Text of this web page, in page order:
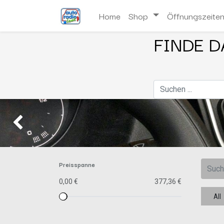
Home Shop
FINDE
Zurück
Preisspanne
0,00 €
377,36 €
All